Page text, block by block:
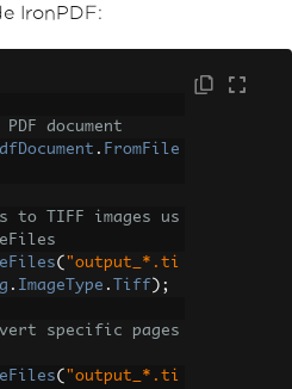
IronPDF:
document
. FromFile
to TIFF images us
( "output_*.ti
. ImageType . Tiff );
specific pages
( "output_*.ti